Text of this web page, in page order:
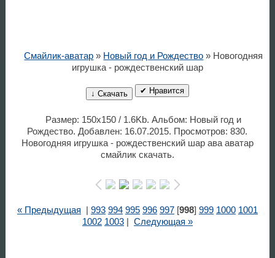
Смайлик-аватар » Новый год и Рождество » Новогодняя
игрушка - рождественский шар
↓ Скачать ✔ Нравится
Размер: 150x150 / 1.6Kb. Альбом: Новый год и
Рождество. Добавлен: 16.07.2015. Просмотров: 830.
Новогодняя игрушка - рождественский шар ава аватар
смайлик скачать.
« Предыдущая 993 994 995 996 997[998] 999 1000 1001
1002 1003| Следующая »